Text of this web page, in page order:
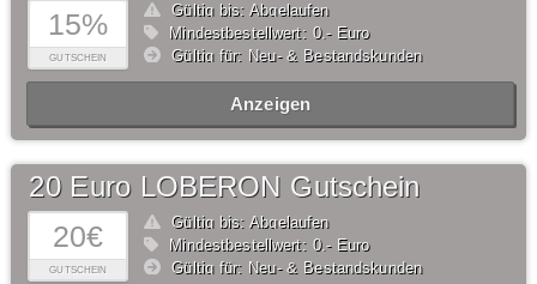
15%
GUTSCHEIN
Gültig bis: Abgelaufen
Mindestbestellwert: 0,- Euro
Gültig für: Neu- & Bestandskunden
Anzeigen
20€
GUTSCHEIN
20 Euro LOBERON Gutschein
Gültig bis: Abgelaufen
Mindestbestellwert: 0,- Euro
Gültig für: Neu- & Bestandskunden